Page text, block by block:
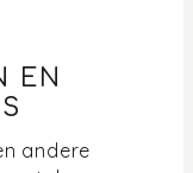
aanpassen?
Bakze
EN
andere